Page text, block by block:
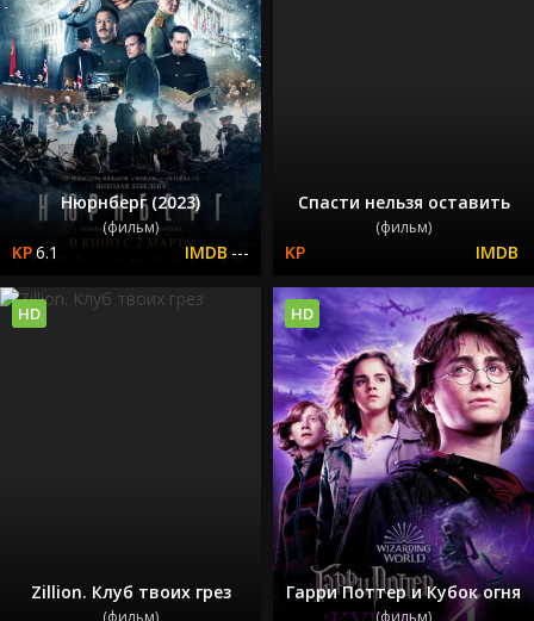
Нюрнберг (2023)
(фильм)
6.1 ---
Спасти нельзя оставить
(фильм)
Zillion. Клуб твоих грез
(фильм)
HD
Гарри Поттер и Кубок огня
(фильм)
HD